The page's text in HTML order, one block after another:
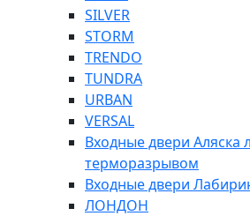
SILVER
STORM
TRENDO
TUNDRA
URBAN
VERSAL
Входные двери Аляска
терморазрывом
Входные двери
ЛОНДОН